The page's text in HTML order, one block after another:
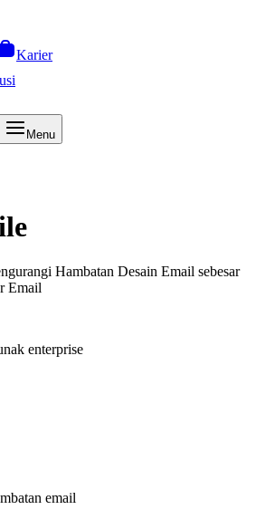
Karier
Menu
Hambatan Desain Email sebesar
Email
enterprise
email